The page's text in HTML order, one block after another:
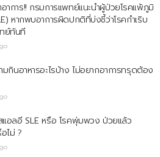
าการ!! กรมการแพทย์แนะนำผู้ป่วยโรคแพ้ภูมิ
หากพบอาการผิดปกติที่บ่งชี้ว่าโรคกำเริบ
ย์ทันที
มกินอาหารอะไรบ้าง ไม่อยากอาการทรุดต้อง
แอลอี SLE หรือ โรคพุ่มพวง ป่วยแล้ว
ไม่ ?